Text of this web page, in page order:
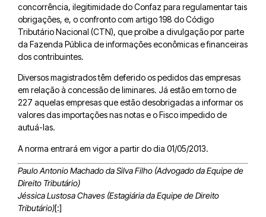
concorrência, ilegitimidade do Confaz para regulamentar tais
obrigações, e, o confronto com artigo 198 do Código
Tributário Nacional (CTN), que proíbe a divulgação por parte
da Fazenda Pública de informações econômicas e financeiras
dos contribuintes.
Diversos magistrados têm deferido os pedidos das empresas
em relação à concessão de liminares. Já estão em torno de
227 aquelas empresas que estão desobrigadas a informar os
valores das importações nas notas e o Fisco impedido de
autuá-las.
A norma entrará em vigor a partir do dia 01/05/2013.
Paulo Antonio Machado da Silva Filho (Advogado da Equipe de
Direito Tributário)
Jéssica Lustosa Chaves (Estagiária da Equipe de Direito
Tributário)[:]